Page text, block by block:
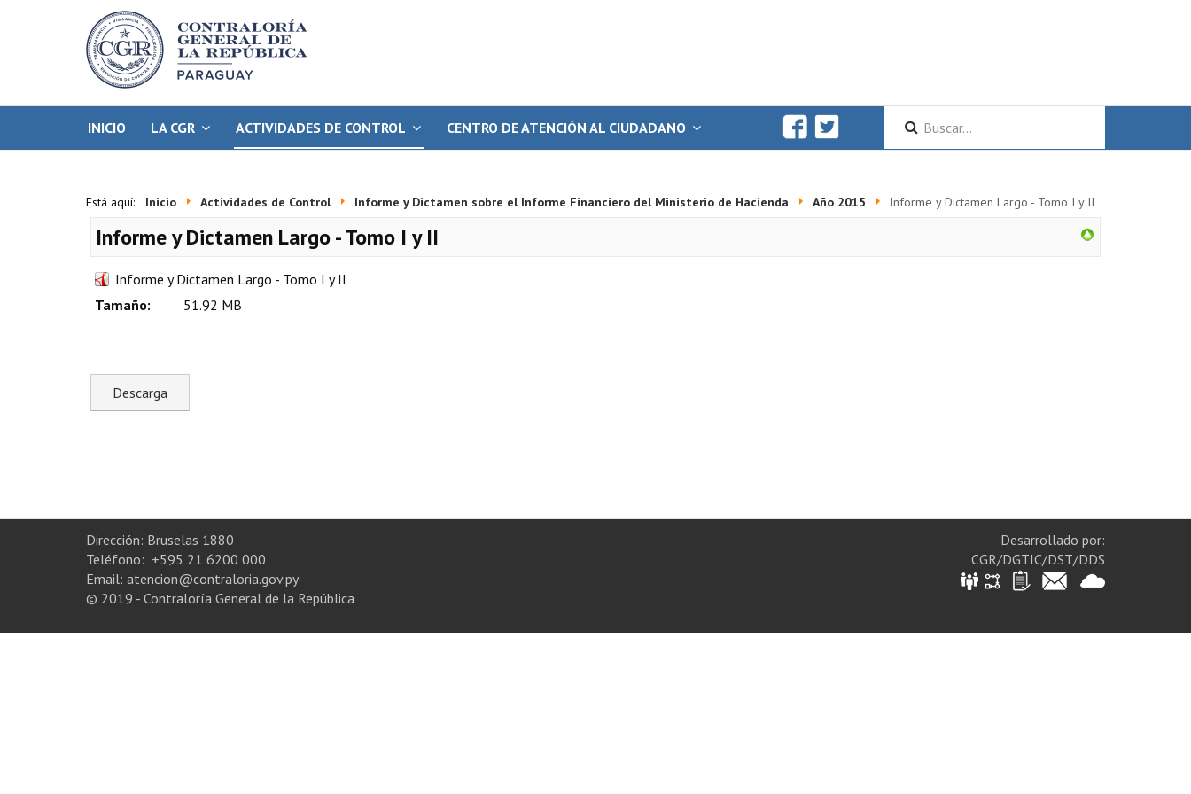
INICIO LA CGR ACTIVIDADES DE CONTROL CENTRO DE ATENCIÓN AL CIUDADANO
Está aquí: Inicio Actividades de Control Informe y Dictamen sobre el Informe Financiero del Ministerio de Hacienda Año 2015 Informe y Dictamen Largo - Tomo I y II
Informe y Dictamen Largo - Tomo I y II
Informe y Dictamen Largo - Tomo I y II
Tamaño:
51.92 MB
Dirección: Bruselas 1880
Teléfono: +595 21 6200 000
Email: atencion@contraloria.gov.py
© 2019 - Contraloría General de la República
Desarrollado por:
CGR/DGTIC/DST/DDS